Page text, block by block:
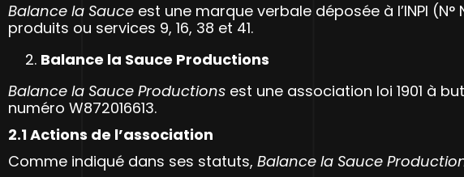
Balance la Sauce est une marque verbale déposée à l’INPI
produits ou services 9, 16, 38 et 41.
Balance la Sauce Productions
Balance la Sauce Productions est une association loi 1901 à
numéro W872016613.
2.1 Actions de l’association
Comme indiqué dans ses statuts, Balance la Sauce